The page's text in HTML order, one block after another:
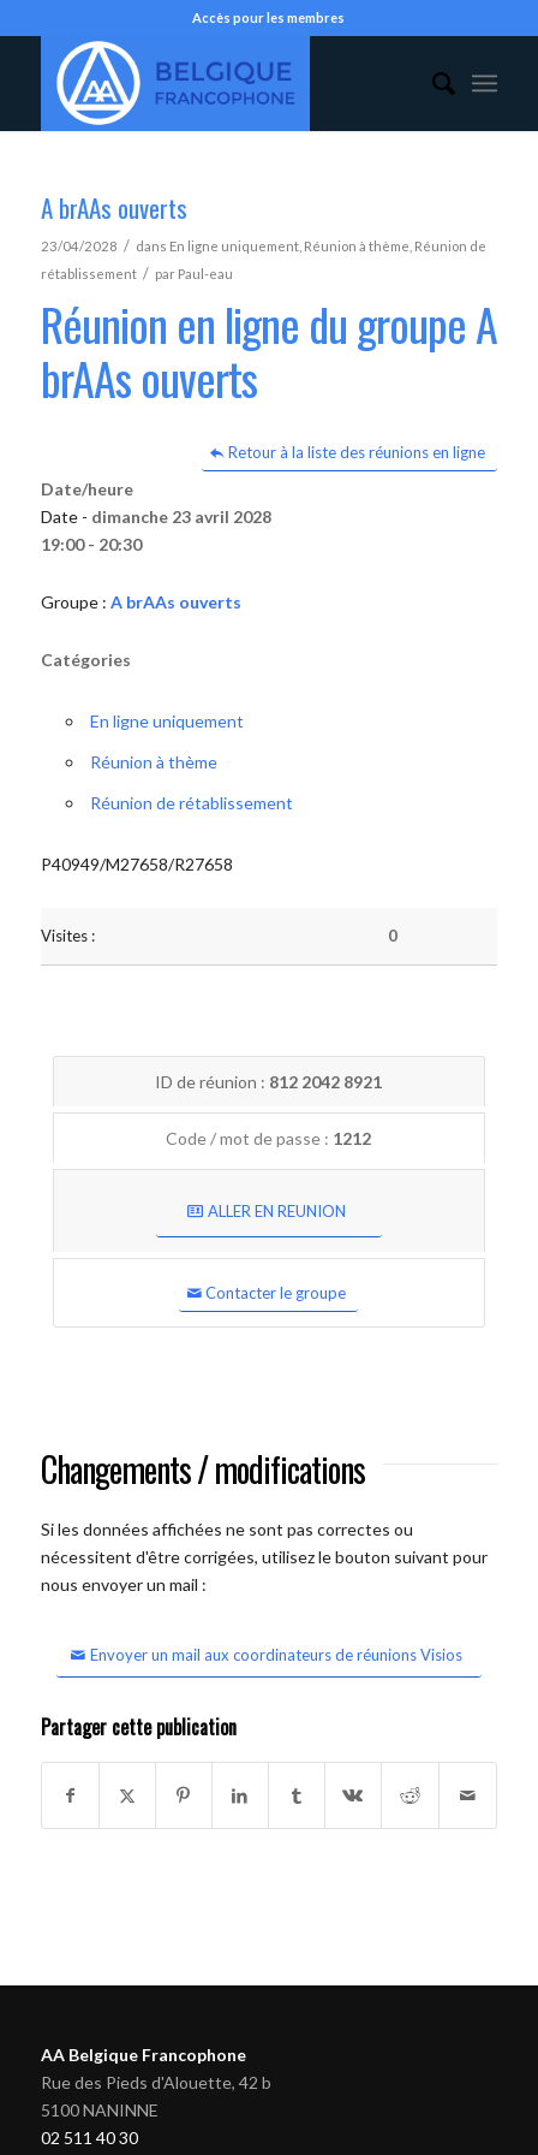
Accès pour les membres
A brAAs ouverts
23/04/2028 / dans En ligne uniquement, Réunion à thème Réunion de
rétablissement / par Paul-eau
Réunion en ligne du groupe A
brAAs ouverts
Retour à la liste des réunions en ligne
Date/heure
Date - dimanche 23 avril 2028
19:00 - 20:30
Groupe : A brAAs ouverts
Catégories
En ligne uniquement
Réunion à thème
Réunion de rétablissement
P40949/M27658/R27658
Visites : 0
ID de réunion : 812 2042 8921
Code / mot de passe : 1212
ALLER EN REUNION
Contacter le groupe
Changements / modifications
Si les données affichées ne sont pas correctes ou
nécessitent d'être corrigées, utilisez le bouton suivant pour
nous envoyer un mail :
Envoyer un mail aux coordinateurs de réunions Visios
Partager cette publication
AA Belgique Francophone
Rue des Pieds d'Alouette, 42 b
5100 NANINNE
02 511 40 30